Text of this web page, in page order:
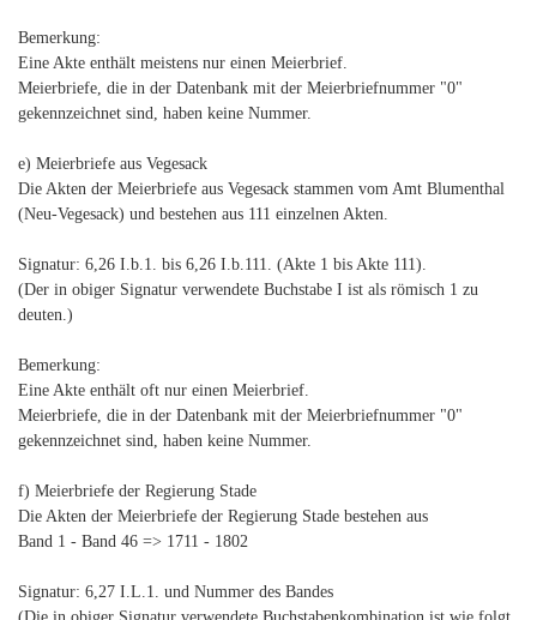
Bemerkung:
Eine Akte enthält meistens nur einen Meierbrief.
Meierbriefe, die in der Datenbank mit der Meierbriefnummer "0"
gekennzeichnet sind, haben keine Nummer.
e) Meierbriefe aus Vegesack
Die Akten der Meierbriefe aus Vegesack stammen vom Amt Blumenthal
(Neu-Vegesack) und bestehen aus 111 einzelnen Akten.
Signatur: 6,26 I.b.1. bis 6,26 I.b.111. (Akte 1 bis Akte 111).
(Der in obiger Signatur verwendete Buchstabe I ist als römisch 1 zu
deuten.)
Bemerkung:
Eine Akte enthält oft nur einen Meierbrief.
Meierbriefe, die in der Datenbank mit der Meierbriefnummer "0"
gekennzeichnet sind, haben keine Nummer.
f) Meierbriefe der Regierung Stade
Die Akten der Meierbriefe der Regierung Stade bestehen aus
Band 1 - Band 46 => 1711 - 1802
Signatur: 6,27 I.L.1. und Nummer des Bandes